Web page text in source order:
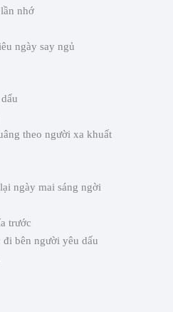
nhớ
ngày say ngủ
theo người xa khuất
ngày mai sáng ngời
trước
đi bên người yêu dấu